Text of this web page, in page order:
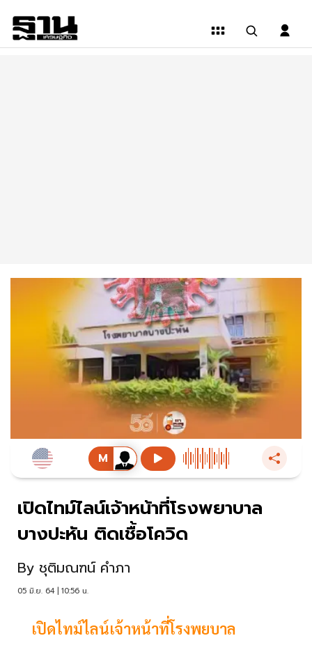
เปิดไทม์ไลน์เจ้าหน้าที่โรงพยาบาล
บางปะหัน ติดเชื้อโควิด
By ชุติมณฑน์ คำภา
05 มิ.ย. 64 | 10:56 น.
เปิดไทม์ไลน์เจ้าหน้าที่โรงพยบาล